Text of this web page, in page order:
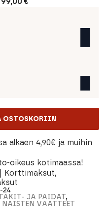
OSTOSKORIIN
alkaen 4,90€ ja muihin
oikeus kotimaassa!
Korttimaksut,
24
JA PAIDAT,
NAISTEN VAATTEET